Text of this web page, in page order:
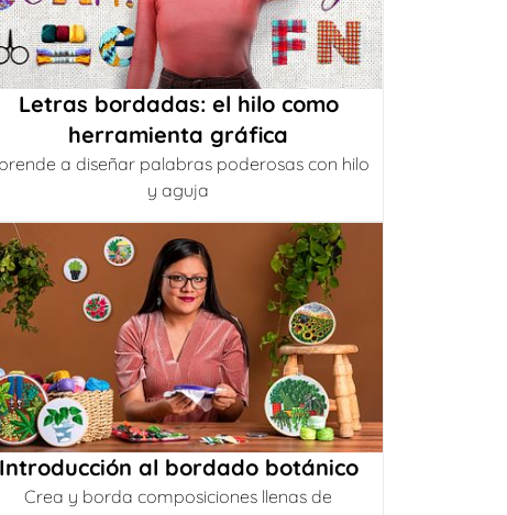
Letras bordadas: el hilo como
herramienta gráfica
a diseñar palabras poderosas con hilo
y aguja
Introducción al bordado botánico
Crea y borda composiciones llenas de